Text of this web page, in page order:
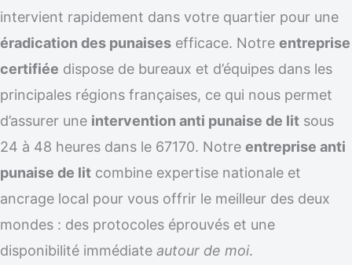
intervient rapidement dans votre quartier pour une
éradication des punaises efficace. Notre entreprise
certifiée dispose de bureaux et d’équipes dans les
principales régions françaises, ce qui nous permet
d’assurer une intervention anti punaise de lit sous
24 à 48 heures dans le 67170. Notre entreprise anti
punaise de lit combine expertise nationale et
ancrage local pour vous offrir le meilleur des deux
mondes : des protocoles éprouvés et une
disponibilité immédiate autour de moi.